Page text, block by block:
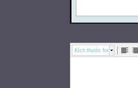
Kích thước font